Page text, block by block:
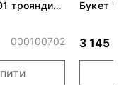
троянди
000100702
Букет "
3 145